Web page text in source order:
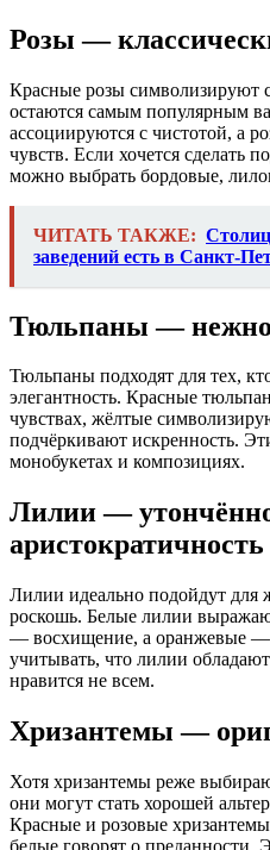
Розы —
Красные розы символизируют
остаются самым популярным
ассоциируются с чистотой, а
чувств. Если хочется сделать
можно выбрать бордовые,
ЧИТАТЬ ТАКЖЕ:
заведений есть в Санкт-
Тюльпаны —
Тюльпаны подходят для тех,
элегантность. Красные
чувствах, жёлтые
подчёркивают искренность.
монобукетах и композициях.
Лилии —
аристократичность
Лилии идеально подойдут для
роскошь. Белые лилии
— восхищение, а оранжевые —
учитывать, что лилии
нравится не всем.
Хризантемы —
Хотя хризантемы реже
они могут стать хорошей
Красные и розовые
белые говорят о преданности.